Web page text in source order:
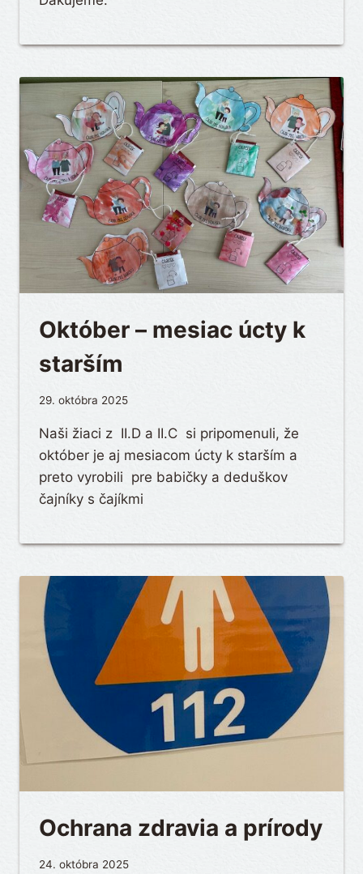
Október – mesiac úcty k
starším
29. októbra 2025
Naši žiaci z II.D a II.C si pripomenuli, že
október je aj mesiacom úcty k starším a
preto vyrobili pre babičky a deduškov
čajníky s čajíkmi
Ochrana zdravia a prírody
24. októbra 2025